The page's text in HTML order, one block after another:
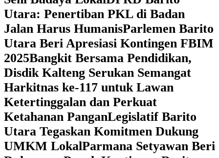
Utara: Penertiban PKL di Badan
Jalan Harus HumanisParlemen Barito
Utara Beri Apresiasi Kontingen FBIM
2025‎Bangkit Bersama Pendidikan,
Disdik Kalteng Serukan Semangat
Harkitnas ke-117 untuk Lawan
Ketertinggalan dan Perkuat
Ketahanan PanganLegislatif Barito
Utara Tegaskan Komitmen Dukung
UMKM LokalParmana Setyawan Beri